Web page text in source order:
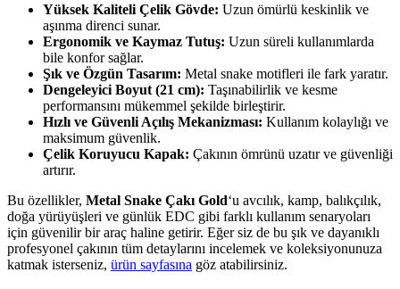
Yüksek Kaliteli Çelik Gövde: Uzun ömürlü keskinlik ve
aşınma direnci sunar.
Ergonomik ve Kaymaz Tutuş: Uzun süreli kullanımlarda
bile konfor sağlar.
Şık ve Özgün Tasarım: Metal snake motifleri ile fark yaratır.
Dengeleyici Boyut (21 cm): Taşınabilirlik ve kesme
performansını mükemmel şekilde birleştirir.
Hızlı ve Güvenli Açılış Mekanizması: Kullanım kolaylığı ve
maksimum güvenlik.
Çelik Koruyucu Kapak: Çakının ömrünü uzatır ve güvenliği
artırır.
Bu özellikler, Metal Snake Çakı Gold‘u avcılık, kamp, balıkçılık,
doğa yürüyüşleri ve günlük EDC gibi farklı kullanım senaryoları
için güvenilir bir araç haline getirir. Eğer siz de bu şık ve dayanıklı
profesyonel çakının tüm detaylarını incelemek ve koleksiyonunuza
katmak isterseniz, ürün sayfasına göz atabilirsiniz.